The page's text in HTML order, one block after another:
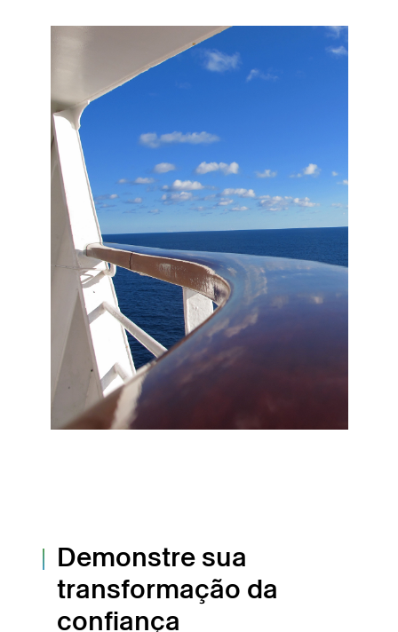
Demonstre sua
transformação da
confiança